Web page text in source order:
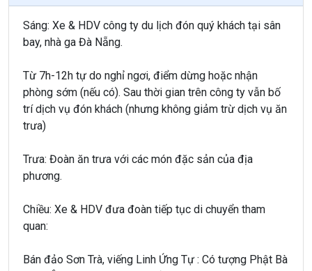
Sáng: Xe & HDV công ty du lịch đón quý khách tại sân
bay, nhà ga Đà Nẵng.
Từ 7h-12h tự do nghỉ ngơi, điểm dừng hoặc nhận
phòng sớm (nếu có). Sau thời gian trên công ty vẫn bố
trí dịch vụ đón khách (nhưng không giảm trừ dịch vụ ăn
trưa)
Trưa: Đoàn ăn trưa với các món đặc sản của địa
phương.
Chiều: Xe & HDV đưa đoàn tiếp tục di chuyển tham
quan:
Bán đảo Sơn Trà, viếng Linh Ứng Tự : Có tượng Phật Bà